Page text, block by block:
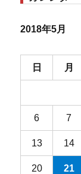
2018年5月
日 月
6 7
13 14
20 21